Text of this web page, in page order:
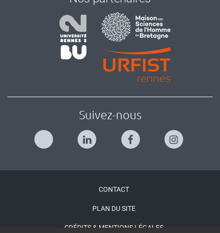
Suivez-nous
CONTACT
PLAN DU SITE
CRÉDITS & MENTIONS LÉGALES